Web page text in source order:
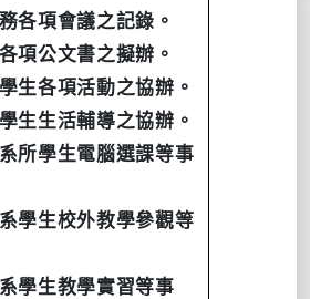
各項會議之記錄。
項公文書之擬辦。
生各項活動之協辦。
生生活輔導之協辦。
所學生電腦選課等事
學生校外教學參觀等
學生教學實習等事